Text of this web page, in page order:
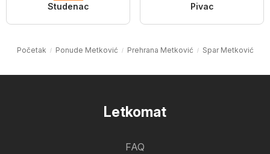
Studenac Pivac
Početak Ponude Metković Prehrana Metković Spar Metković
Letkomat
FAQ